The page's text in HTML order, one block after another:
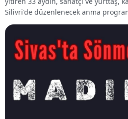
Silivri'de düzenlenecek anma